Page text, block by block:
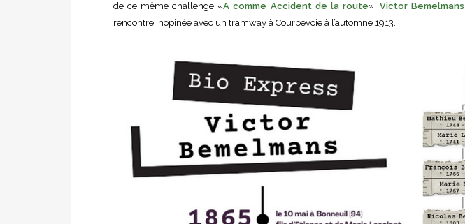
de ce même challenge «A comme Accident de la route». Victor Bemelmans
rencontre inopinée avec un tramway à Courbevoie à l’automne 1913.